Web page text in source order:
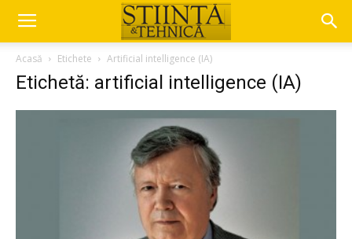
Acasă Etichete Artificial intelligence (IA)
Etichetă: artificial intelligence (IA)